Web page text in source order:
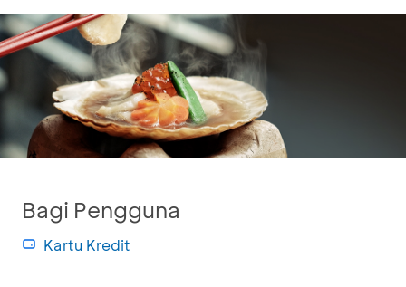
Bagi Pengguna
Kartu Kredit